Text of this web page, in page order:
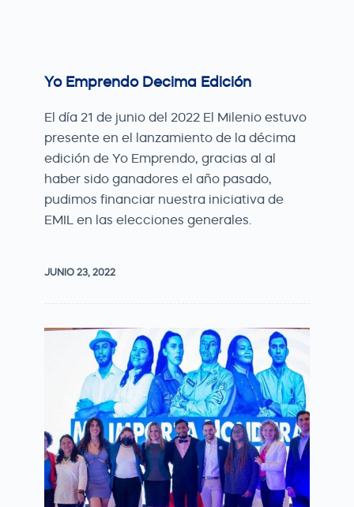
Yo Emprendo Decima Edición
El día 21 de junio del 2022 El Milenio estuvo
presente en el lanzamiento de la décima
edición de Yo Emprendo, gracias al al
haber sido ganadores el año pasado,
pudimos financiar nuestra iniciativa de
EMIL en las elecciones generales.
JUNIO 23, 2022